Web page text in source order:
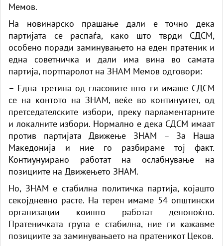
Мемов.
На новинарско прашање дали е точно дека
партијата се распаѓа, како што тврди СДСМ,
особено поради заминувањето на еден пратеник и
една советничка и дали има вина во самата
партија, портпаролот на ЗНАМ Мемов одговори:
– Една третина од гласовите што ги имаше СДСМ
се на контото на ЗНАМ, веќе во континуитет, од
претседателските избори, преку парламентарните
и локалните избори. Нормално е дека СДСМ имаат
против партијата Движење ЗНАМ – За Наша
Македонија и ние го разбираме тој факт.
Контиунуирано работат на ослабнување на
позициите на Движењето ЗНАМ.
Но, ЗНАМ е стабилна политичка партија, којашто
секојдневно расте. На терен имаме 54 општински
организации коишто работат деноноќно.
Пратеничката група е стабилна, ние ги кажавме
позициите за заминувањаето на пратеникот Цеков.